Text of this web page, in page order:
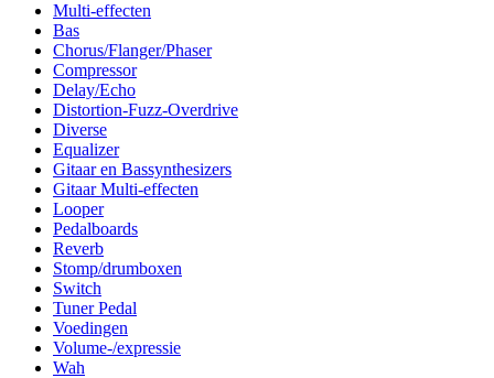
Multi-effecten
Bas
Chorus/Flanger/Phaser
Compressor
Delay/Echo
Distortion-Fuzz-Overdrive
Diverse
Equalizer
Gitaar en Bassynthesizers
Gitaar Multi-effecten
Looper
Pedalboards
Reverb
Stomp/drumboxen
Switch
Tuner Pedal
Voedingen
Volume-/expressie
Wah